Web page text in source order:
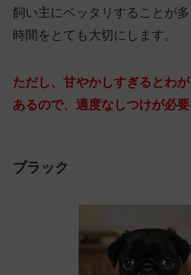
飼い主にベッタリすることが
時間をとても大切にします。
ただし、甘やかしすぎるとわ
あるので、適度なしつけが必要
ブラック